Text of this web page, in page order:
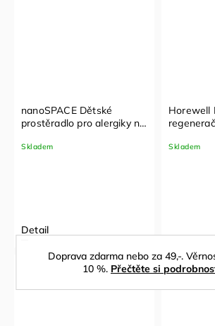
Doprava zdarma nebo za 49,-.
10 %. Přečtěte si
nanoSPACE Dětské
prostěradlo pro alergiky na
Nanobavlna®– vzor lišky
Skladem
Detail
Horewell
Skladem